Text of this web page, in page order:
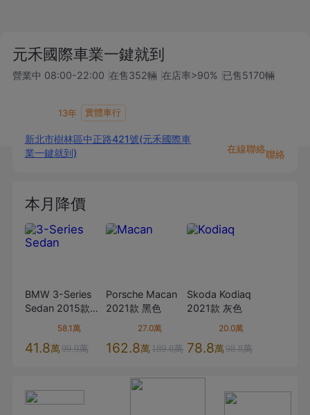
元禾國際車業一鍵就到
營業中 08:00-22:00 在售352輛 在店率>90% 已售5170輛
13年 實體車行
新北市樹林區中正路421號(元禾國際車
業一鍵就到)
在線聯絡聯絡
本月降價
BMW 3-Series
Sedan 2015款
58.1萬
41.8萬99.9萬
Porsche Macan
2021款 黑色
27.0萬
162.8萬189.8萬
Skoda Kodiaq
2021款 灰色
20.0萬
78.8萬98.8萬